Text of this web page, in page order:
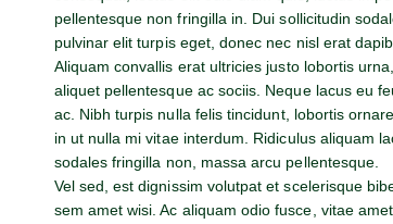
pellentesque non fringilla in. Dui sollicitudin
pulvinar elit turpis eget, donec nec nisl erat
Aliquam convallis erat ultricies justo lobortis
aliquet pellentesque ac sociis. Neque lacus eu
ac. Nibh turpis nulla felis tincidunt, lobortis
in ut nulla mi vitae interdum. Ridiculus aliquam
sodales fringilla non, massa arcu pellentesque.
Vel sed, est dignissim volutpat et scelerisque
sem amet wisi. Ac aliquam odio fusce, vitae